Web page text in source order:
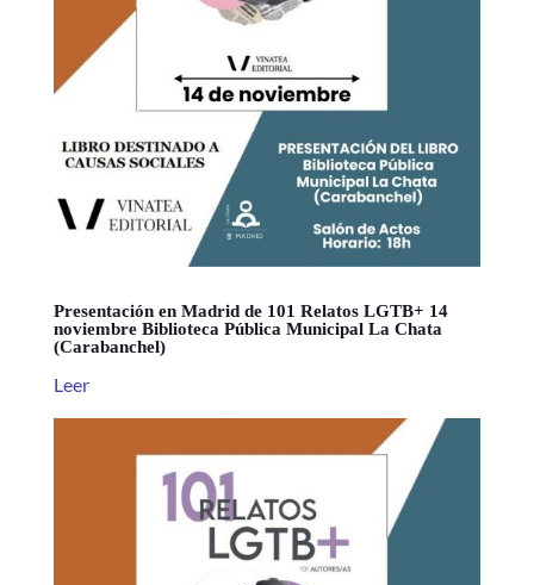
Presentación en Madrid de 101 Relatos LGTB+ 14
noviembre Biblioteca Pública Municipal La Chata
(Carabanchel)
Leer